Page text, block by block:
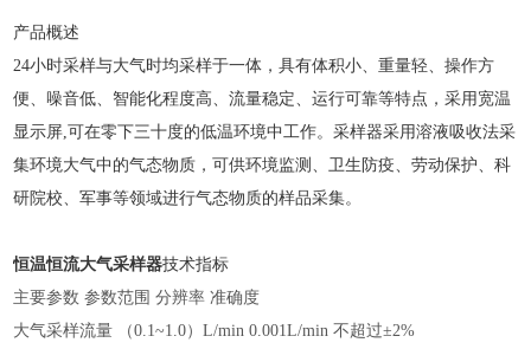
产品概述
24小时采样与大气时均采样于一体，具有体积小、重量轻、操作方
便、噪音低、智能化程度高、流量稳定、运行可靠等特点，采用宽温
显示屏,可在零下三十度的低温环境中工作。采样器采用溶液吸收法采
集环境大气中的气态物质，可供环境监测、卫生防疫、劳动保护、科
研院校、军事等领域进行气态物质的样品采集。
恒温恒流大气采样器技术指标
主要参数 参数范围 分辨率 准确度
大气采样流量 （0.1~1.0）L/min 0.001L/min 不超过±2%